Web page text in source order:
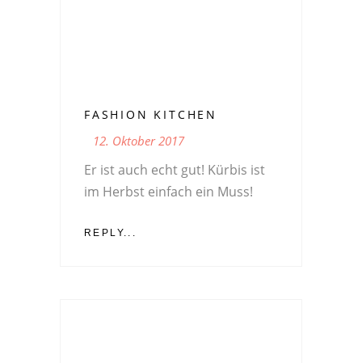
FASHION KITCHEN
12. Oktober 2017
Er ist auch echt gut! Kürbis ist
im Herbst einfach ein Muss!
REPLY...